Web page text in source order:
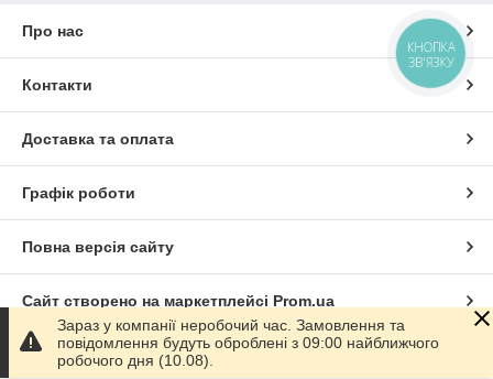
Про нас
Контакти
Доставка та оплата
Графік роботи
Повна версія сайту
Сайт створено на маркетплейсі Prom.ua
Політика конфіденційності
Зараз у компанії неробочий час. Замовлення та
повідомлення будуть оброблені з 09:00 найближчого
робочого дня (10.08).
КНОПКА
ЗВ'ЯЗКУ